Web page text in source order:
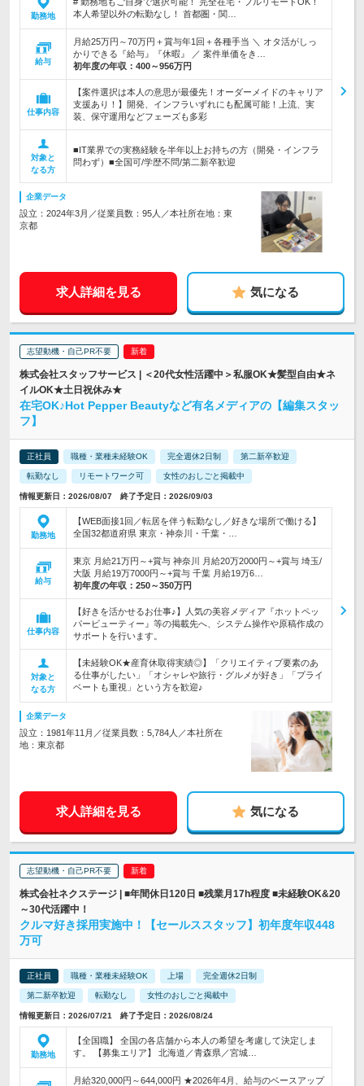
勤務地
本人希望以外の転勤なし！ 首都圏・関…
給与
月給25万円～70万円＋賞与年1回＋各種手当 ＼ オタ活がしっ
かりできる『給与』『休暇』 ／ 案件単価をき…
初年度の年収： 400～956万円
仕事内容
【案件選択は本人の意思が最優先！オーダーメイドのキャリア
支援あり！】開発、インフラいずれにも配属可能！上流、実
装、保守運用などフェーズも多彩
対象と
なる方
■IT業界での実務経験を半年以上お持ちの方（開発・インフラ
問わず）■全国可/学歴不問/第二新卒歓迎
企業データ
設立：2024年3月／従業員数：95人／本社所在地：東
京都
求人詳細を見る 気になる
志望動機・自己PR不要
株式会社スタッフサービス | ＜20代女性活躍中＞私服OK★髪型自由★ネ
イルOK★土日祝休み★
在宅OK♪Hot Pepper Beautyなど有名メディアの【編集スタッ
フ】
正社員 職種・業種未経験OK 完全週休2日制 第二新卒歓迎
転勤なし リモートワーク可 女性のおしごと掲載中
情報更新日：2026/08/07 終了予定日：2026/09/03
勤務地
【WEB面接1回／転居を伴う転勤なし／好きな場所で働ける】
全国32都道府県 東京・神奈川・千葉・…
給与
東京 月給21万円～+賞与 神奈川 月給20万2000円～+賞与 埼玉/
大阪 月給19万7000円～+賞与 千葉 月給19万6…
初年度の年収： 250～350万円
仕事内容
【好きを活かせるお仕事♪】人気の美容メディア『ホットペッ
パービューティー』等の掲載先へ、システム操作や原稿作成の
サポートを行います。
対象と
なる方
【未経験OK★産育休取得実績◎】「クリエイティブ要素のあ
る仕事がしたい」「オシャレや旅行・グルメが好き」「プライ
ベートも重視」という方を歓迎♪
企業データ
設立：1981年11月／従業員数：5,784人／本社所在
地：東京都
求人詳細を見る 気になる
志望動機・自己PR不要
株式会社ネクステージ | ■年間休日120日 ■残業月17h程度 ■未経験OK&20
～30代活躍中！
クルマ好き採用実施中！【セールススタッフ】初年度年収448
万可
正社員 職種・業種未経験OK 上場 完全週休2日制
第二新卒歓迎 転勤なし 女性のおしごと掲載中
情報更新日：2026/07/21 終了予定日：2026/08/24
勤務地
【全国職】 全国の各店舗から本人の希望を考慮して決定しま
す。 【募集エリア】 北海道／青森県／宮城…
月給320,000円～644,000円 ★2026年4月、給与のベースアップ